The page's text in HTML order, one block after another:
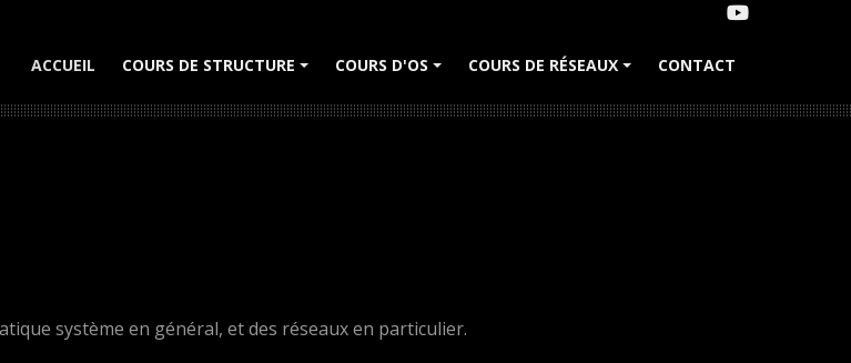
ACCUEIL
COURS DE STRUCTURE
COURS D'OS
COURS DE RÉSEAUX CONTACT
système en général, et des réseaux en particulier.